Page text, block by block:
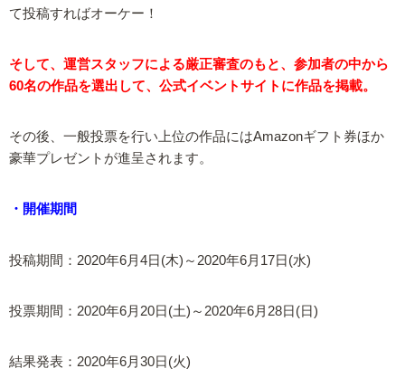
て投稿すればオーケー！
そして、運営スタッフによる厳正審査のもと、参加者の中から
60名の作品を選出して、公式イベントサイトに作品を掲載。
その後、一般投票を行い上位の作品にはAmazonギフト券ほか
豪華プレゼントが進呈されます。
・開催期間
投稿期間：2020年6月4日(木)～2020年6月17日(水)
投票期間：2020年6月20日(土)～2020年6月28日(日)
結果発表：2020年6月30日(火)